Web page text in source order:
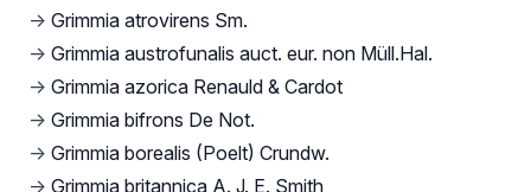
→ Grimmia atrovirens Sm.
→ Grimmia austrofunalis auct. eur. non Müll.Hal.
→ Grimmia azorica Renauld & Cardot
→ Grimmia bifrons De Not.
→ Grimmia borealis (Poelt) Crundw.
→ Grimmia britannica A. J. E. Smith